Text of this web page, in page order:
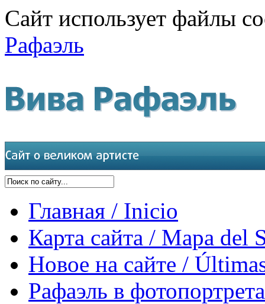
Сайт использует файлы
Рафаэль
Главная / Inicio
Карта сайта / Mapa del
Новое на сайте /
Рафаэль в